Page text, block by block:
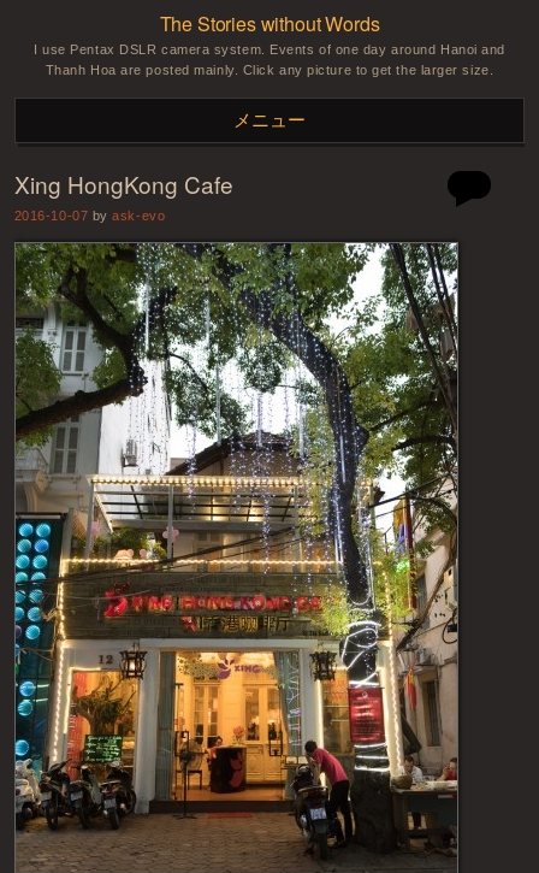
The Stories without Words
I use Pentax DSLR camera system. Events of one day around Hanoi and
Thanh Hoa are posted mainly. Click any picture to get the larger size.
メニュー
コンテンツへスキップ
Xing HongKong Cafe
2016-10-07 byask-evo